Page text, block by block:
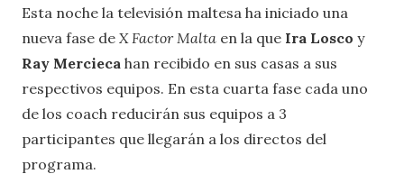
Esta noche la televisión maltesa ha iniciado una
nueva fase de X Factor Malta en la que Ira Losco y
Ray Mercieca han recibido en sus casas a sus
respectivos equipos. En esta cuarta fase cada uno
de los coach reducirán sus equipos a 3
participantes que llegarán a los directos del
programa.